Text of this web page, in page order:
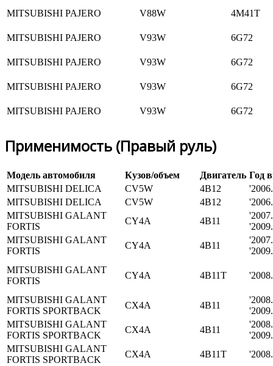
MITSUBISHI PAJERO V88W 4M41T
MITSUBISHI PAJERO V93W 6G72
MITSUBISHI PAJERO V93W 6G72
MITSUBISHI PAJERO V93W 6G72
MITSUBISHI PAJERO V93W 6G72
Применимость (Правый руль)
Модель автомобиля Кузов/объем Двигатель Год
MITSUBISHI DELICA
CV5W 4B12
MITSUBISHI DELICA
CV5W 4B12
MITSUBISHI GALANT
FORTIS
CY4A 4B11
MITSUBISHI GALANT
FORTIS
CY4A 4B11
MITSUBISHI GALANT
FORTIS
CY4A 4B11T
MITSUBISHI GALANT
FORTIS SPORTBACK
CX4A 4B11
MITSUBISHI GALANT
FORTIS SPORTBACK
CX4A 4B11
MITSUBISHI GALANT
FORTIS SPORTBACK
CX4A 4B11T